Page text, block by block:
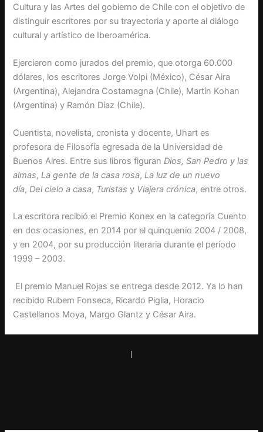
Cultura y las Artes del gobierno de Chile con el objetivo de
distinguir escritores por su trayectoria y aporte al diálogo
cultural y artístico de Iberoamérica.
Ejercieron como jurados del premio, que otorga 60.000
dólares, los escritores Jorge Volpi (México), César Aira
(Argentina), Alejandra Costamagna (Chile), Martín Kohan
(Argentina) y Ramón Díaz (Chile).
Cuentista, novelista, cronista y docente, Uhart es
profesora de Filosofía egresada de la Universidad de
Buenos Aires. Entre sus libros figuranDios, San Pedro y las
almas,La gente de la casa rosa,La luz de un nuevo
día,Del cielo a casa, Turistas y Viajera crónica, entre otros.
La escritora recibió el Premio Konex en la categoría Cuento
en dos ocasiones, en 2014 por el quinquenio 2004 / 2008,
y en 2004, por su producción literaria durante el período
1999 – 2003.
El premio Manuel Rojas se entrega desde 2012. Ya lo han
recibido Rubem Fonseca, Ricardo Piglia, Horacio
Castellanos Moya, Margo Glantz y César Aira.